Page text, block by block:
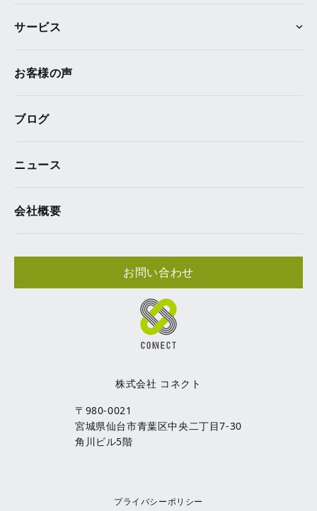
株式会社 コネクト
〒980-0021
宮城県仙台市青葉区中央二丁目7-30
角川ビル5階
サービス
お客様の声
ブログ
ニュース
会社概要
お問い合わせ
プライバシーポリシー